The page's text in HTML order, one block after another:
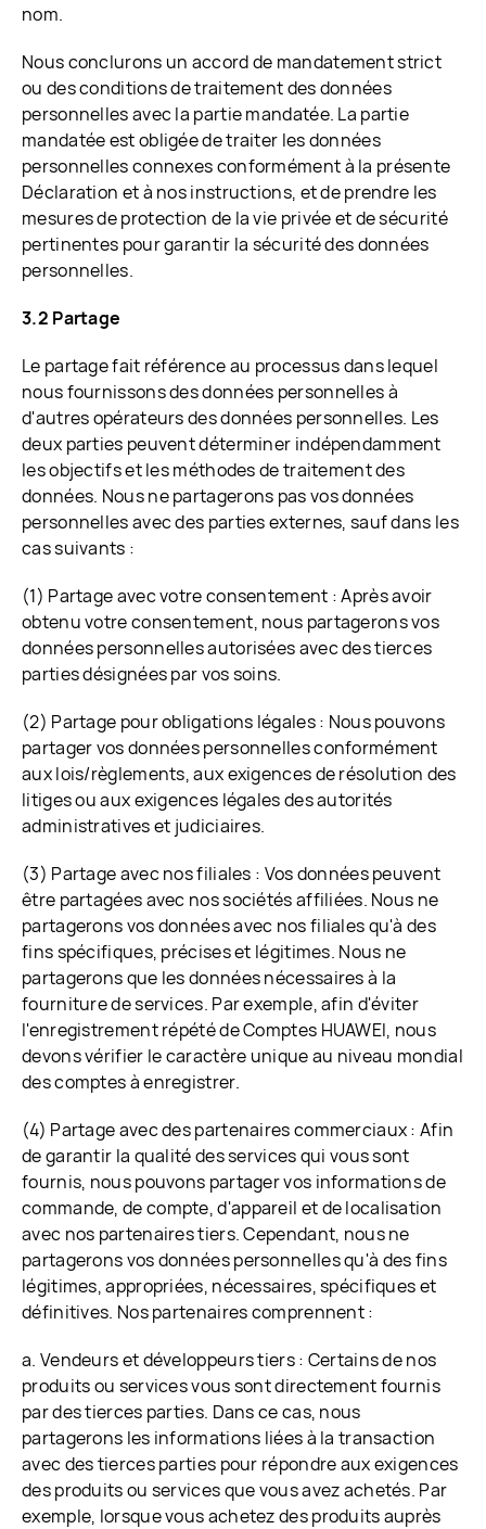
nom.
Nous conclurons un accord de mandatement strict
ou des conditions de traitement des données
personnelles avec la partie mandatée. La partie
mandatée est obligée de traiter les données
personnelles connexes conformément à la présente
Déclaration et à nos instructions, et de prendre les
mesures de protection de la vie privée et de sécurité
pertinentes pour garantir la sécurité des données
personnelles.
3.2 Partage
Le partage fait référence au processus dans lequel
nous fournissons des données personnelles à
d'autres opérateurs des données personnelles. Les
deux parties peuvent déterminer indépendamment
les objectifs et les méthodes de traitement des
données. Nous ne partagerons pas vos données
personnelles avec des parties externes, sauf dans les
cas suivants :
(1) Partage avec votre consentement : Après avoir
obtenu votre consentement, nous partagerons vos
données personnelles autorisées avec des tierces
parties désignées par vos soins.
(2) Partage pour obligations légales : Nous pouvons
partager vos données personnelles conformément
aux lois/règlements, aux exigences de résolution des
litiges ou aux exigences légales des autorités
administratives et judiciaires.
(3) Partage avec nos filiales : Vos données peuvent
être partagées avec nos sociétés affiliées. Nous ne
partagerons vos données avec nos filiales qu'à des
fins spécifiques, précises et légitimes. Nous ne
partagerons que les données nécessaires à la
fourniture de services. Par exemple, afin d'éviter
l'enregistrement répété de Comptes HUAWEI, nous
devons vérifier le caractère unique au niveau mondial
des comptes à enregistrer.
(4) Partage avec des partenaires commerciaux : Afin
de garantir la qualité des services qui vous sont
fournis, nous pouvons partager vos informations de
commande, de compte, d'appareil et de localisation
avec nos partenaires tiers. Cependant, nous ne
partagerons vos données personnelles qu'à des fins
légitimes, appropriées, nécessaires, spécifiques et
définitives. Nos partenaires comprennent :
a. Vendeurs et développeurs tiers : Certains de nos
produits ou services vous sont directement fournis
par des tierces parties. Dans ce cas, nous
partagerons les informations liées à la transaction
avec des tierces parties pour répondre aux exigences
des produits ou services que vous avez achetés. Par
exemple, lorsque vous achetez des produits auprès